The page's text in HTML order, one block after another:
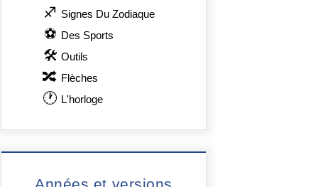
♐ Signes Du Zodiaque
⚽ Des Sports
🛠 Outils
🔀 Flèches
🕐 L'horloge
Années et versions